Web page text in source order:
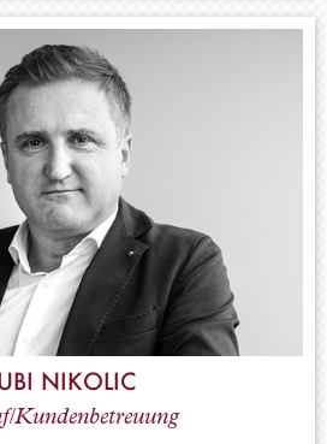
NIKOLIC
Kundenbetreuung